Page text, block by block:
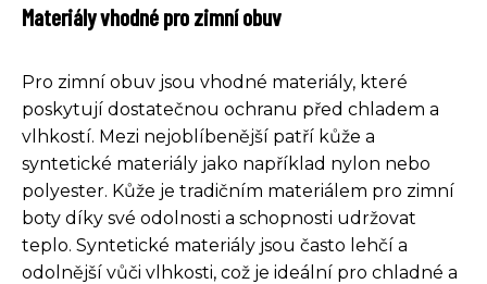
Materiály vhodné pro zimní obuv
Pro zimní obuv jsou vhodné materiály, které
poskytují dostatečnou ochranu před chladem a
vlhkostí. Mezi nejoblíbenější patří kůže a
syntetické materiály jako například nylon nebo
polyester. Kůže je tradičním materiálem pro zimní
boty díky své odolnosti a schopnosti udržovat
teplo. Syntetické materiály jsou často lehčí a
odolnější vůči vlhkosti, což je ideální pro chladné a